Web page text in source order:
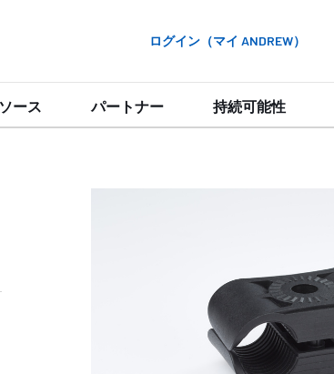
ログイン（マイ ANDREW）
ース パートナー 持続可能性